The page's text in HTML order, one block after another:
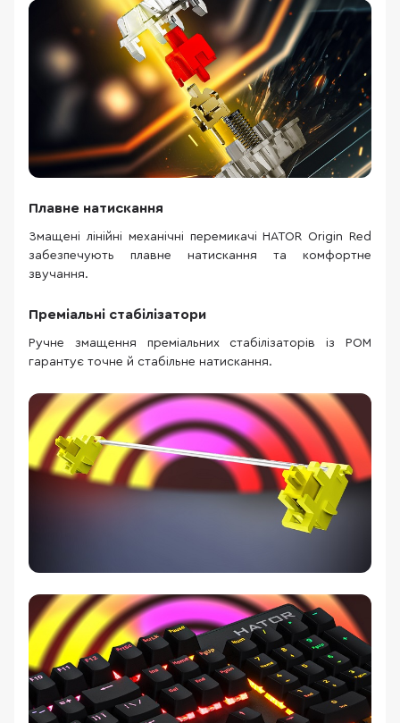
Плавне натискання
Змащені лінійні механічні перемикачі HATOR Origin Red
забезпечують плавне натискання та комфортне
звучання.
Преміальні стабілізатори
Ручне змащення преміальних стабілізаторів із POM
гарантує точне й стабільне натискання.